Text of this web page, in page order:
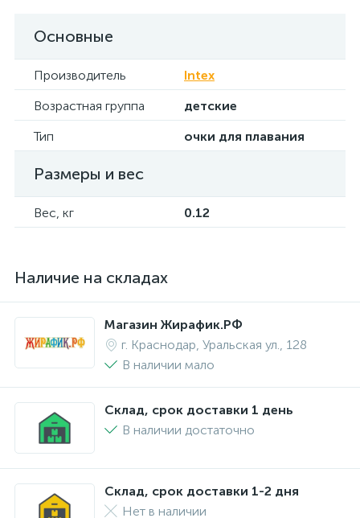
Основные
Производитель
Intex
Возрастная группа
детские
Тип
очки для плавания
Размеры и вес
Вес, кг 0.12
Наличие на складах
Магазин Жирафик.РФ
г. Краснодар, Уральская ул., 128
В наличии мало
Склад, срок доставки 1 день
В наличии достаточно
Склад, срок доставки 1-2 дня
Нет в наличии